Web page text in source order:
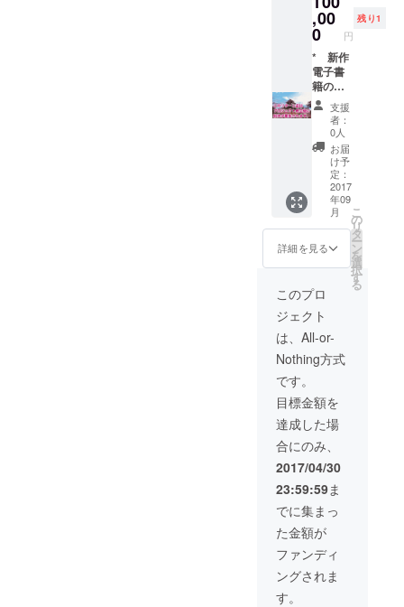
* 女性
の購入
も可能
です
が、ヒ
ゲが加
わる点
はご一
考くだ
さい *
写真を
提出し
ていた
だきま
す。正
面・側
真がな
いと、
似ない
かもし
れませ
ん * 写
真が購
入者本
のであ
るこ
と、お
よび作
中で使
用する
ことの
許可
は、購
入者が
保証
し、作
者は肖
像権の
わる点
はご一
考くだ
さい ・
写真を
提出し
ていた
だきま
す。正
面・側
面の写
真がな
いと、
本人に
似ない
かもし
ん ・写
真が購
人のも
のであ
るこ
と、お
よび作
中で使
ことの
許可
は、購
入者が
保証
し、作
者は肖
像権の
侵害に
関して
何ら責
任を負
わない
ものと
すが、
老齢・
月代・
ヒゲが
加わる
点はご
一考く
ださい *
写真を
提出し
ていた
だきま
す。正
面・側
面の写
真がな
いと、
かもし
ん * 写
真が購
入者本
人のも
るこ
と、お
よび作
中で使
用する
ことの
は、購
入者が
保証
し、作
者は肖
像権の
侵害に
大幅に
変わっ
たりメ
ガネが
無くな
ると、
購入者
に似な
くなる
可能性
が高く
なりま
す。ご
了承く
ださい
・写真
を提出
ます。
正面・
側面の
写真が
ない
と、本
もしれ
ません
・写真
が購入
者本人
のもの
である
こと、
および
作中で
使用す
ること
の許可
ただけ
ます *
掲載に
あたっ
て、商
用/非商
用を問
いませ
ん * 掲
載にあ
たっ
て、無
償/有償/
アフィ
リエト
の有無
を問い
ません
* ご購
入の際
には、
くわし
い契約
書をこ
ちらが
して、
オンラ
インで
締結し
ていた
だく予
定です
* 非排
他的契
約です
ので、
この商
品を購
,00
0 円
残り1
* 新作
電子書
籍のた
めに描
き下ろ
す表紙
の原画
をリ
ターン
いたし
ます *
アナロ
グ画材
で描く
予定で
す * カ
ラーで
す。 *
サイズ
は B4
もしく
は F4 の
作財産
権のう
ち譲渡
される
のは、
所有権
および
譲渡権
です。
その他
の著作
財産権
の支分
支援
者：
0人
お届
け予
定：
2017
年09
月
詳細を見る
こ
の
リ
タ
ー
ン
を
選
択
す
る
このプロ
ジェクト
は、All-or-
Nothing方式
です。
目標金額を
達成した場
合にのみ、
2017/04/30
23:59:59ま
でに集まっ
た金額が
ファンディ
ングされま
す。